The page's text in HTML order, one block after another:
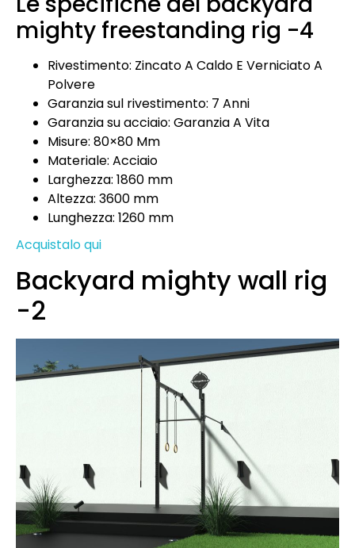
mighty freestanding rig -4
Rivestimento: Zincato A Caldo E Verniciato A
Polvere
Garanzia sul rivestimento: 7 Anni
Garanzia su acciaio: Garanzia A Vita
Misure: 80×80 Mm
Materiale: Acciaio
Larghezza: 1860 mm
Altezza: 3600 mm
Lunghezza: 1260 mm
Acquistalo qui
Backyard mighty wall rig
-2